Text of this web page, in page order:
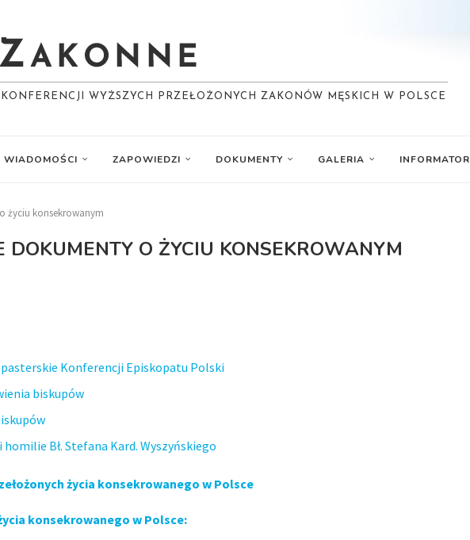
WYŻSZYCH PRZEŁOŻONYCH ZAKONÓW MĘSKICH W POLSCE
WIADOMOŚCI ZAPOWIEDZI DOKUMENTY GALERIA INFORMATOR
życiu konsekrowanym
DOKUMENTY O ŻYCIU KONSEKROWANYM
Konferencji Episkopatu Polski
biskupów
homilie Bł. Stefana Kard. Wyszyńskiego
życia konsekrowanego w Polsce
konsekrowanego w Polsce: